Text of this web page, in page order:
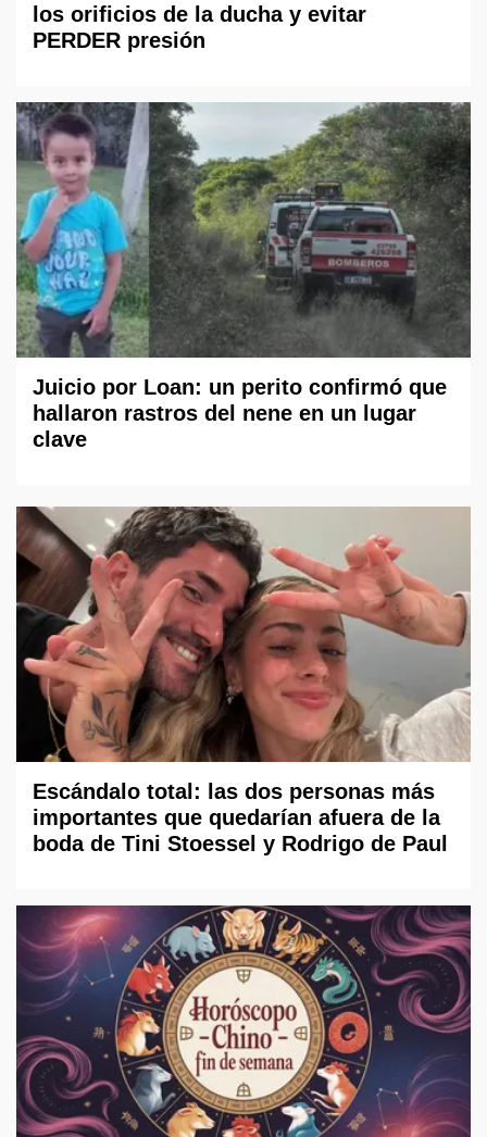
los orificios de la ducha y evitar
PERDER presión
Juicio por Loan: un perito confirmó que
hallaron rastros del nene en un lugar
clave
Escándalo total: las dos personas más
importantes que quedarían afuera de la
boda de Tini Stoessel y Rodrigo de Paul